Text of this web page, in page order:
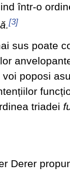
într-o
[3]
sus poate
poposi
triadei
Derer